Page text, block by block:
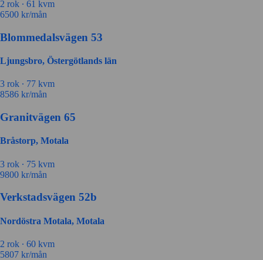
2 rok ∙ 61 kvm
6500 kr/mån
Blommedalsvägen 53
Ljungsbro, Östergötlands län
3 rok ∙ 77 kvm
8586 kr/mån
Granitvägen 65
Bråstorp, Motala
3 rok ∙ 75 kvm
9800 kr/mån
Verkstadsvägen 52b
Nordöstra Motala, Motala
2 rok ∙ 60 kvm
5807 kr/mån